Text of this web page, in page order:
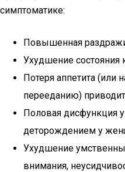
симптоматике:
Повышенная
Ухудшение состояния
Потеря аппетита (или
перееданию)
Половая дисфункция
деторождением у
Ухудшение
внимания,